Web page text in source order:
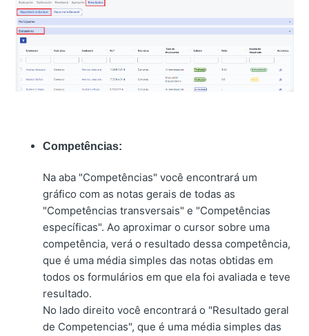
Competências:
Na aba "Competências" você encontrará um
gráfico com as notas gerais de todas as
"Competências transversais" e "Competências
específicas". Ao aproximar o cursor sobre uma
competência, verá o resultado dessa competência,
que é uma média simples das notas obtidas em
todos os formulários em que ela foi avaliada e teve
resultado.
No lado direito você encontrará o "Resultado geral
de Competencias", que é uma média simples das